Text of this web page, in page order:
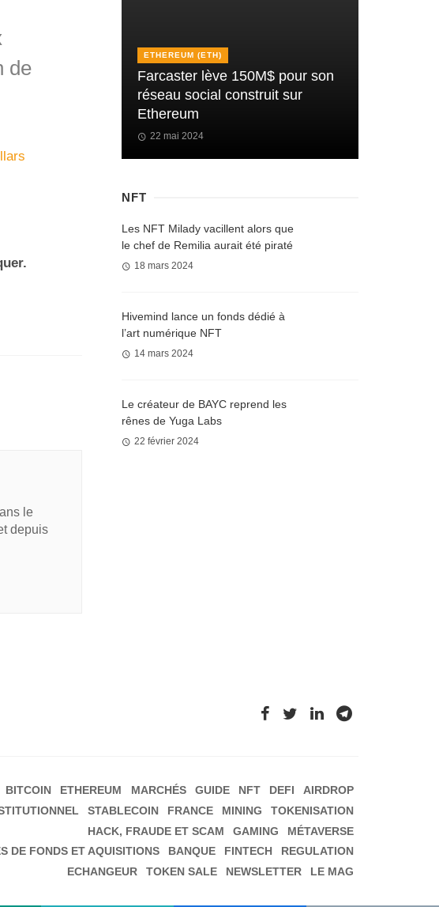
de
.
le
depuis
ETHEREUM (ETH)
Farcaster lève 150M$ pour son
réseau social construit sur
Ethereum
22 mai 2024
NFT
Les NFT Milady vacillent alors que
le chef de Remilia aurait été piraté
18 mars 2024
Hivemind lance un fonds dédié à
l’art numérique NFT
14 mars 2024
Le créateur de BAYC reprend les
rênes de Yuga Labs
22 février 2024
BITCOIN ETHEREUM MARCHÉS GUIDE NFT DEFI
AIRDROP
STABLECOIN FRANCE MINING
TOKENISATION
HACK, FRAUDE ET SCAM
GAMING
MÉTAVERSE
DE FONDS ET AQUISITIONS
BANQUE FINTECH
REGULATION
ECHANGEUR
TOKEN SALE NEWSLETTER LE MAG